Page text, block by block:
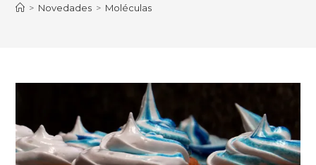
> Novedades > Moléculas